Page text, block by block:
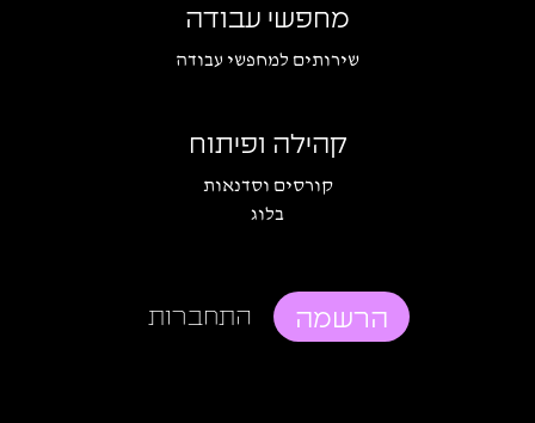
מחפשי עבודה
שירותים למחפשי עבודה
קהילה ופיתוח
קורסים וסדנאות
בלוג
הרשמה התחברות